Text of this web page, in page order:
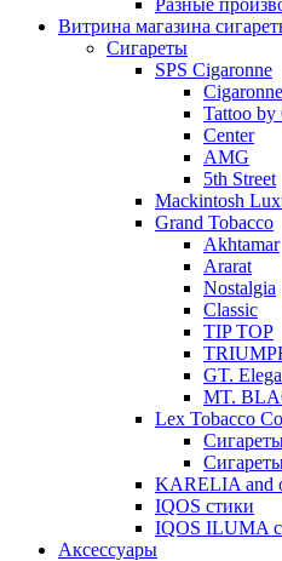
Разные
Витрина магазина
Cигареты
SPS Cigaronne
Сigaronne
Tattoo by
Center
AMG
5th Street
Mackintosh
Grand Tobacco
Akhtamar
Ararat
Nostalgia
Classic
TIP TOP
GT.
MT.
Lex Tobacco
KARELIA and
IQOS стики
IQOS ILUMA
Аксессуары